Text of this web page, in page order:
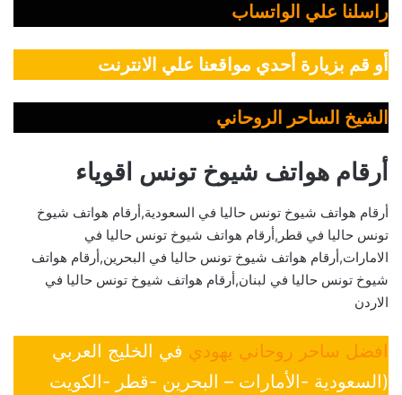
راسلنا علي الواتساب
أو قم بزيارة أحدي مواقعنا علي الانترنت
الشيخ الساحر الروحاني
أرقام هواتف شيوخ تونس اقوياء
أرقام هواتف شيوخ تونس حاليا في السعودية,أرقام هواتف شيوخ
تونس حاليا في قطر,أرقام هواتف شيوخ تونس حاليا في
الامارات,أرقام هواتف شيوخ تونس حاليا في البحرين,أرقام هواتف
شيوخ تونس حاليا في لبنان,أرقام هواتف شيوخ تونس حاليا في
الاردن
افضل ساحر روحاني يهودي في الخليج العربي
(السعودية -الأمارات – البحرين -قطر -الكويت